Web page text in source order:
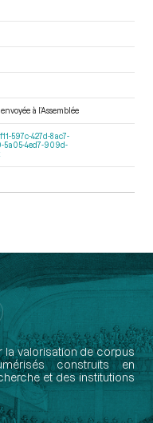
à l’Assemblée
597c-427d-8ac7-
5a05-4ed7-909d-
la valorisation de corpus
construits en
et des institutions